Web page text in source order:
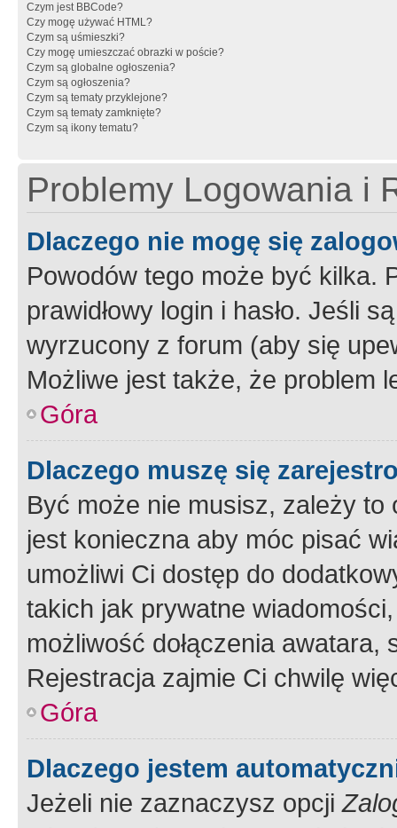
Czym jest BBCode?
Czy mogę używać HTML?
Czym są uśmieszki?
Czy mogę umieszczać obrazki w poście?
Czym są globalne ogłoszenia?
Czym są ogłoszenia?
Czym są tematy przyklejone?
Czym są tematy zamknięte?
Czym są ikony tematu?
Problemy Logowania i
Dlaczego nie mogę się
Powodów tego może być kilka.
prawidłowy login i hasło. Jeśli
wyrzucony z forum (aby się
Możliwe jest także, że problem
Góra
Dlaczego muszę się
Być może nie musisz, zależy
jest konieczna aby móc pisać
umożliwi Ci dostęp do
takich jak prywatne
możliwość dołączenia
Rejestracja zajmie Ci chwilę
Góra
Dlaczego jestem
Jeżeli nie zaznaczysz opcji